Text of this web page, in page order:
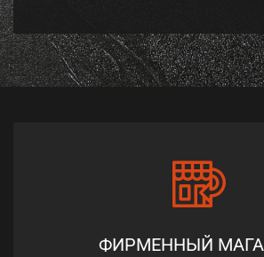
ФИРМЕННЫЙ